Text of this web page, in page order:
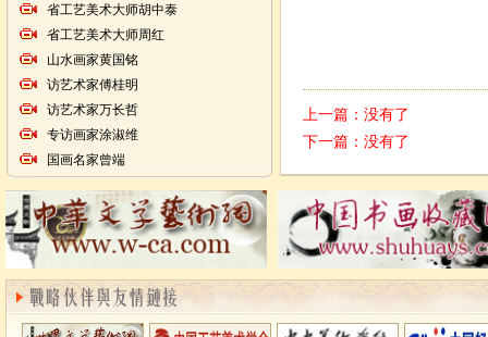
省工艺美术大师胡中泰
省工艺美术大师周红
山水画家黄国铭
访艺术家傅桂明
访艺术家万长哲
专访画家涂淑维
国画名家曾端
上一篇：没有了
下一篇：没有了